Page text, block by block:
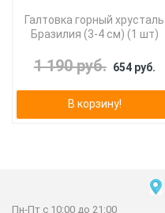
Галтовка горный хрусталь
Бразилия (3-4 см) (1 шт)
1 190 руб. 654 руб.
В корзину!
Пн-Пт с 10:00 до 21:00